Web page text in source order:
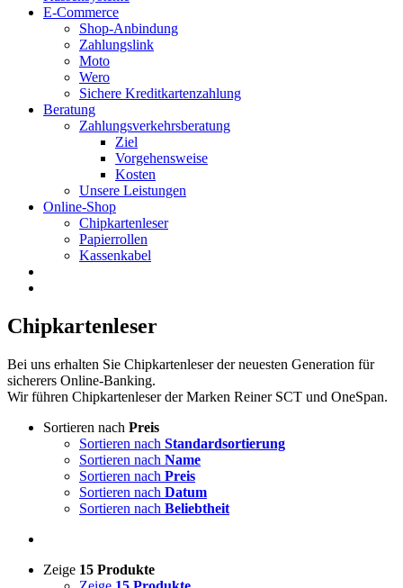
E-Commerce
Shop-Anbindung
Zahlungslink
Moto
Wero
Sichere Kreditkartenzahlung
Beratung
Zahlungsverkehrsberatung
Ziel
Vorgehensweise
Kosten
Unsere Leistungen
Online-Shop
Chipkartenleser
Papierrollen
Kassenkabel
Chipkartenleser
Bei uns erhalten Sie Chipkartenleser der neuesten Generation für
sicherers Online-Banking.
Wir führen Chipkartenleser der Marken Reiner SCT und OneSpan.
Sortieren nach Preis
Sortieren nach Standardsortierung
Sortieren nach Name
Sortieren nach Preis
Sortieren nach Datum
Sortieren nach Beliebtheit
Zeige 15 Produkte